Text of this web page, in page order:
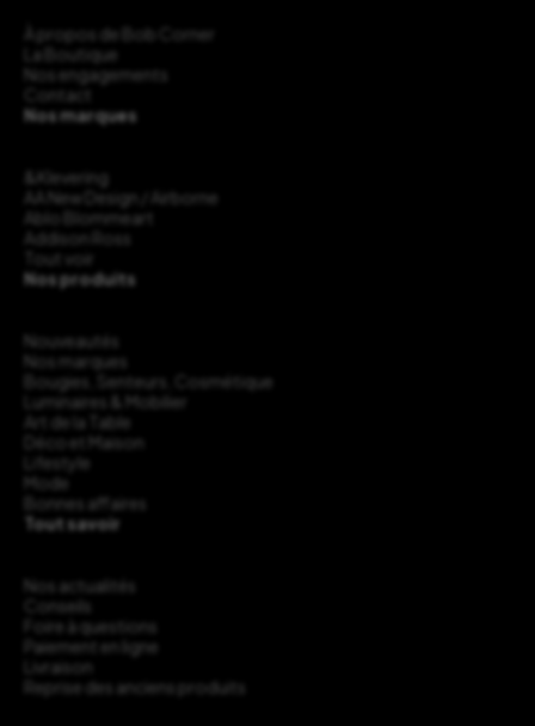
À propos de Bob Corner
La Boutique
Nos engagements
Contact
Nos marques
&Klevering
AA New Design / Airborne
Ablo Blommeart
Addison Ross
Tout voir
Nos produits
Nouveautés
Nos marques
Bougies, Senteurs, Cosmétique
Luminaires & Mobilier
Art de la Table
Déco et Maison
Lifestyle
Mode
Bonnes affaires
Tout savoir
Nos actualités
Conseils
Foire à questions
Paiement en ligne
Livraison
Reprise des anciens produits